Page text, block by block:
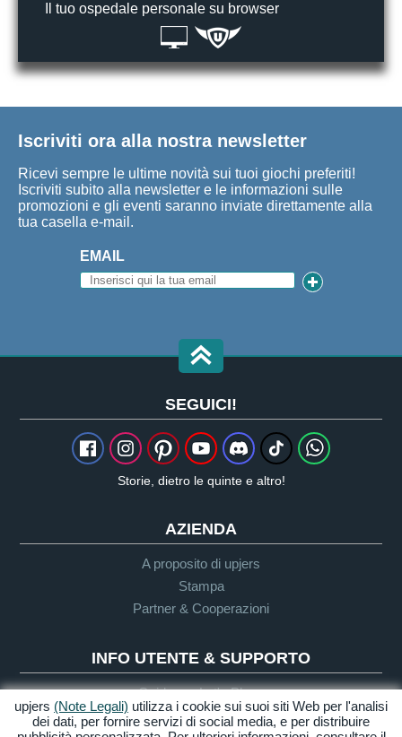
Il tuo ospedale personale su browser
Iscriviti ora alla nostra newsletter
Ricevi sempre le ultime novità sui tuoi giochi preferiti!
Iscriviti subito alla newsletter e le informazioni sulle
promozioni e gli eventi saranno inviate direttamente alla
tua casella e-mail.
EMAIL
SEGUICI!
Storie, dietro le quinte e altro!
AZIENDA
A proposito di upjers
Stampa
Partner & Cooperazioni
INFO UTENTE & SUPPORTO
Guida per Let's Plays
Supporto
upjers (Note Legali) utilizza i cookie sui suoi siti Web per l'analisi
dei dati, per fornire servizi di social media, e per distribuire